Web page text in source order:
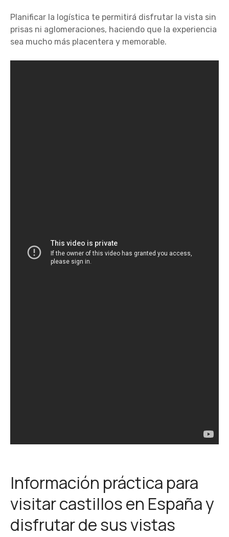
Planificar la logística te permitirá disfrutar la vista sin
prisas ni aglomeraciones, haciendo que la experiencia
sea mucho más placentera y memorable.
Información práctica para
visitar castillos en España y
disfrutar de sus vistas